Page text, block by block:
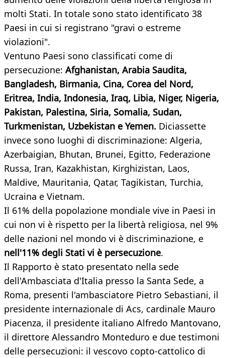
molti Stati. In totale sono stato identificato 38
Paesi in cui si registrano "gravi o estreme
violazioni".
Ventuno Paesi sono classificati come di
persecuzione: Afghanistan, Arabia Saudita,
Bangladesh, Birmania, Cina, Corea del Nord,
Eritrea, India, Indonesia, Iraq, Libia, Niger, Nigeria,
Pakistan, Palestina, Siria, Somalia, Sudan,
Turkmenistan, Uzbekistan e Yemen. Diciassette
invece sono luoghi di discriminazione: Algeria,
Azerbaigian, Bhutan, Brunei, Egitto, Federazione
Russa, Iran, Kazakhistan, Kirghizistan, Laos,
Maldive, Mauritania, Qatar, Tagikistan, Turchia,
Ucraina e Vietnam.
Il 61% della popolazione mondiale vive in Paesi in
cui non vi è rispetto per la libertà religiosa, nel 9%
delle nazioni nel mondo vi è discriminazione, e
nell'11% degli Stati vi è persecuzione.
Il Rapporto è stato presentato nella sede
dell'Ambasciata d'Italia presso la Santa Sede, a
Roma, presenti l'ambasciatore Pietro Sebastiani, il
presidente internazionale di Acs, cardinale Mauro
Piacenza, il presidente italiano Alfredo Mantovano,
il direttore Alessandro Monteduro e due testimoni
delle persecuzioni: il vescovo copto-cattolico di